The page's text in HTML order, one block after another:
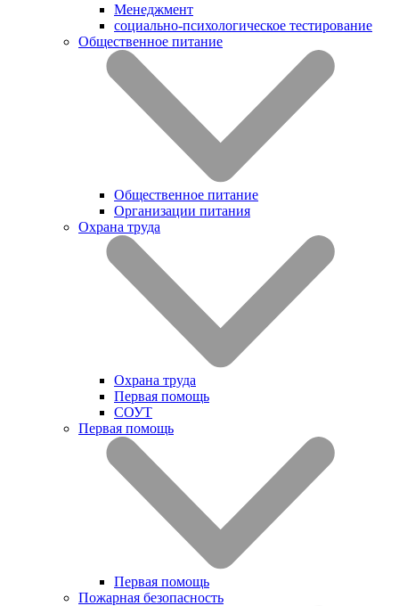
Менеджмент
социально-психологическое тестирование
Общественное питание
Общественное питание
Организации питания
Охрана труда
Охрана труда
Первая помощь
СОУТ
Первая помощь
Первая помощь
Пожарная безопасность